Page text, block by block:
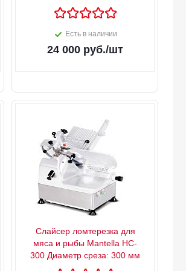
Есть в наличии
24 000 руб./шт
Слайсер ломтерезка для
мяса и рыбы Mantella HC-
300 Диаметр среза: 300 мм